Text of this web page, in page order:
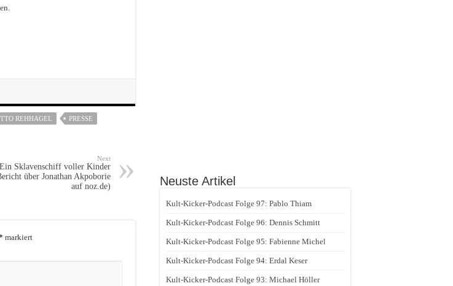
REHHAGEL
PRESSE
Next
Ein Sklavenschiff voller Kinder
über Jonathan Akpoborie
auf noz.de)
markiert
Neuste Artikel
Kult-Kicker-Podcast Folge 97: Pablo Thiam
Kult-Kicker-Podcast Folge 96: Dennis Schmitt
Kult-Kicker-Podcast Folge 95: Fabienne Michel
Kult-Kicker-Podcast Folge 94: Erdal Keser
Kult-Kicker-Podcast Folge 93: Michael Höller